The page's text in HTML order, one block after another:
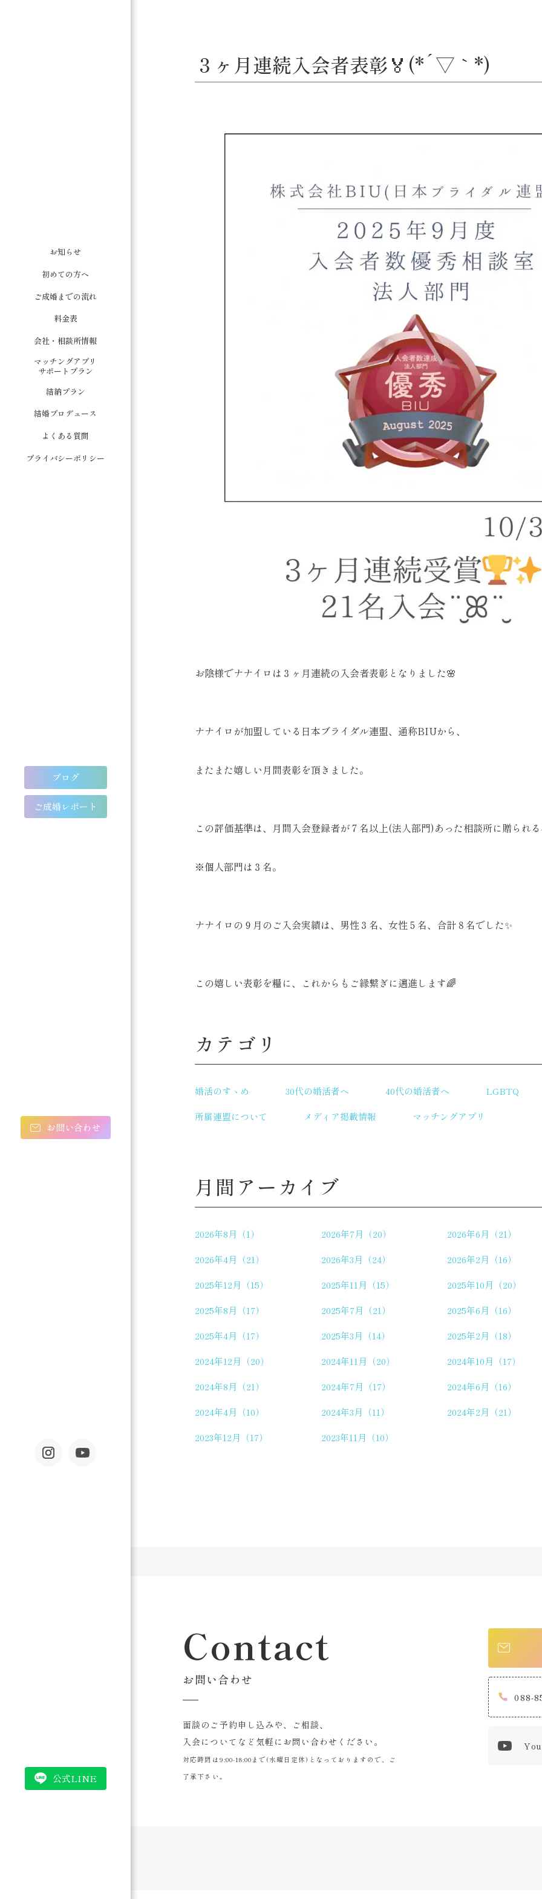
お知らせ
初めての方へ
ご成婚までの流れ
料金表
会社・相談所情報
マッチングアプリ
サポートプラン
結納プラン
結婚プロデュース
よくある質問
プライバシーポリシー
ブログ
ご成婚レポート
お問い合わせ
公式LINE
３ヶ月連続入会者表彰🏅(*´▽｀*)
お陰様でナナイロは３ヶ月連続の入会者表彰となりました🌸
ナナイロが加盟している日本ブライダル連盟、通称BIUから、
またまた嬉しい月間表彰を頂きました。
この評価基準は、月間入会登録者が７名以上(法人部門)あった相談所に贈られる
※個人部門は３名。
ナナイロの９月のご入会実績は、男性３名、女性５名、合計８名でした✨
この嬉しい表彰を糧に、これからもご縁繋ぎに邁進します🌈
カテゴリ
婚活のすゝめ 30代の婚活者へ 40代の婚活者へ LGBTQ
所属連盟について
メディア掲載情報 マッチングアプリ
月間アーカイブ
2026年8月（1） 2026年7月（20） 2026年6月（21）
2026年4月（21）
2026年3月（24） 2026年2月（16）
2025年12月（15）
2025年11月（15） 2025年10月（20）
2025年8月（17）
2025年7月（21） 2025年6月（16）
2025年4月（17）
2025年3月（14） 2025年2月（18）
2024年12月（20）
2024年11月（20） 2024年10月（17）
2024年8月（21）
2024年7月（17） 2024年6月（16）
2024年4月（10）
2024年3月（11） 2024年2月（21）
2023年12月（17）
2023年11月（10）
Contact
お問い合わせ
面談のご予約申し込みや、ご相談、
入会についてなど気軽にお問い合わせください。
対応時間は9:00-18:00まで(水曜日定休)となっておりますので、ご
了承下さい。
088-